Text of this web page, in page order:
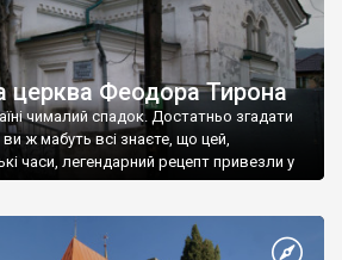
церква Феодора Тирона
чималий спадок. Достатньо згадати
ви ж мабуть всі знаєте, що цей,
часи, легендарний рецепт привезли у